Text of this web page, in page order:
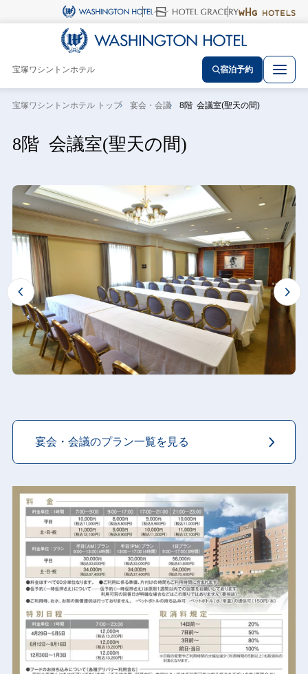
宝塚ワシントンホテル 宿泊予約
宝塚ワシントンホテル トップ 宴会・会議 8階 会議室(聖天の間)
8階 会議室(聖天の間)
宴会・会議のプラン一覧を見る